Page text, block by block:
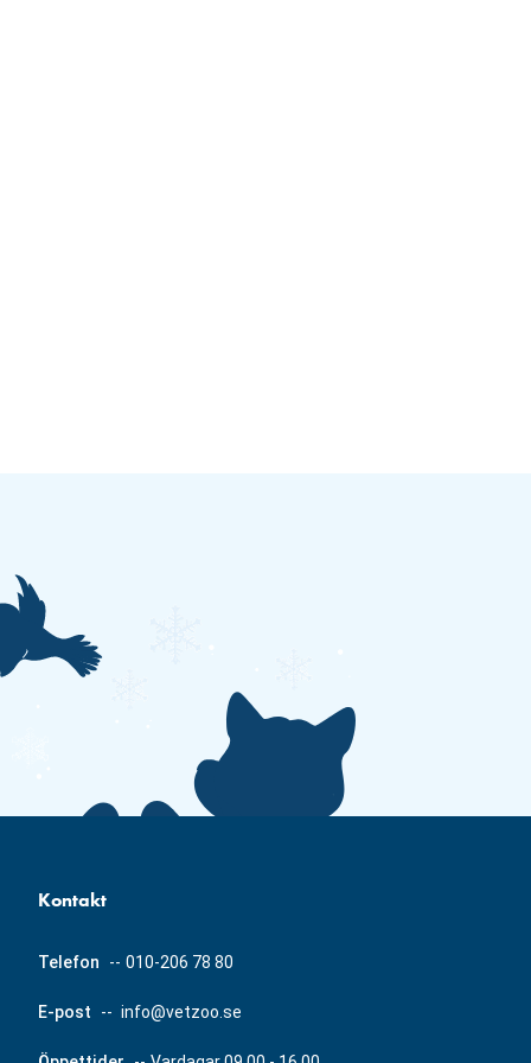
Kontakt
Telefon -- 010-206 78 80
E-post -- info@vetzoo.se